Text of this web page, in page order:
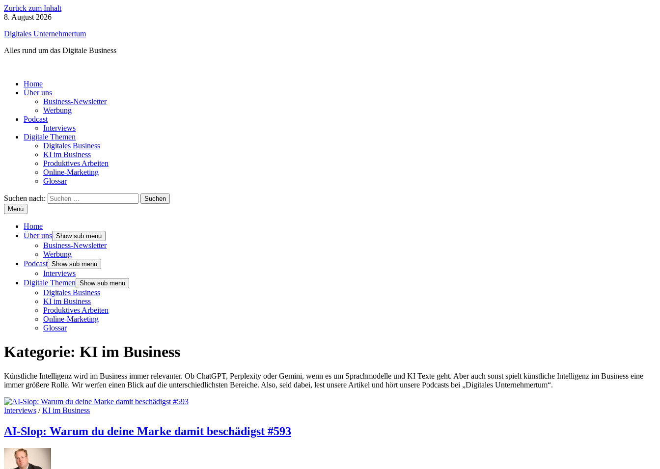
Zurück zum Inhalt
8. August 2026
Digitales Unternehmertum
Alles rund um das Digitale Business
Home
Über uns
Business-Newsletter
Werbung
Podcast
Interviews
Digitale Themen
Digitales Business
KI im Business
Produktives Arbeiten
Online-Marketing
Glossar
Suchen nach:
Menü
Home
Über uns Show sub menu
Business-Newsletter
Werbung
Podcast Show sub menu
Interviews
Digitale Themen Show sub menu
Digitales Business
KI im Business
Produktives Arbeiten
Online-Marketing
Glossar
Kategorie: KI im Business
Künstliche Intelligenz wird im Business immer relevanter. Ob ChatGPT, Perplexity oder Gemini, wenn es um Sprachmodelle und KI Texte geht. Aber auch sonst spielt künstliche Intelligenz im Business eine
immer größere Rolle. Wir werfen einen Blick auf die unterschiedlichsten Bereiche. Also, seid dabei, lest unsere Artikel und hört unsere Podcasts bei „Digitales Unternehmertum“.
Interviews /KI im Business
AI-Slop: Warum du deine Marke damit beschädigst #593